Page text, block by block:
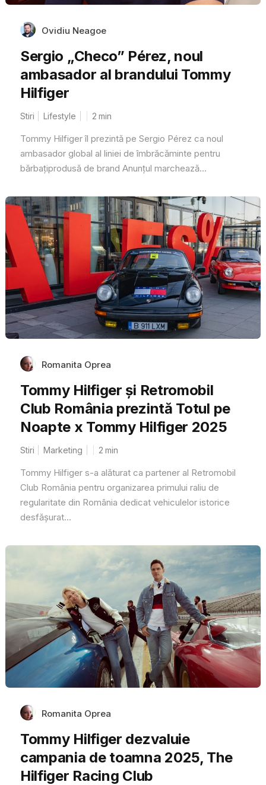
Ovidiu Neagoe
Sergio „Checo” Pérez, noul
ambasador al brandului Tommy
Hilfiger
Stiri Lifestyle 2 min
Tommy Hilfiger îl prezintă pe Sergio Pérez ca noul
ambasador global al liniei de îmbrăcăminte pentru
bărbațiprodusă de brand Anunțul marchează...
Romanita Oprea
Tommy Hilfiger și Retromobil
Club România prezintă Totul pe
Noapte x Tommy Hilfiger 2025
Stiri Marketing 2 min
Tommy Hilfiger s-a alăturat ca partener al Retromobil
Club România pentru organizarea primului raliu de
regularitate din România dedicat vehiculelor istorice
desfășurat...
Romanita Oprea
Tommy Hilfiger dezvaluie
campania de toamna 2025, The
Hilfiger Racing Club